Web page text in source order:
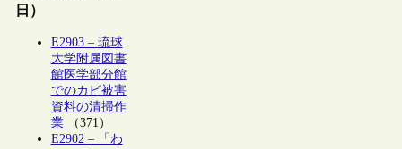
日）
E2903 – 琉球
大学附属図書
館医学部分館
でのカビ被害
資料の清掃作
業（371）
E2902 – 「わ